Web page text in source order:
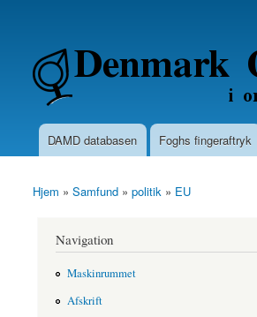
Denmarkonline.dk -
Main menu
DAMD databasen Foghs fingeraftryk
You are here
Hjem » Samfund » politik » EU
Navigation
Maskinrummet
Afskrift